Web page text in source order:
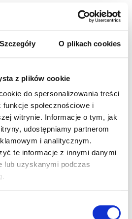
Szczegóły O plikach cookies
z plików cookie
do spersonalizowania treści
społecznościowe i
witrynie. Informacje o tym, jak
udostępniamy partnerom
i analitycznym.
te informacje z innymi danymi
lub uzyskanymi podczas